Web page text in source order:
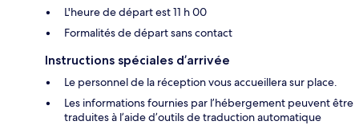
L'heure de départ est 11 h 00
Formalités de départ sans contact
Instructions spéciales d’arrivée
Le personnel de la réception vous accueillera sur place.
Les informations fournies par l’hébergement peuvent être
traduites à l’aide d’outils de traduction automatique